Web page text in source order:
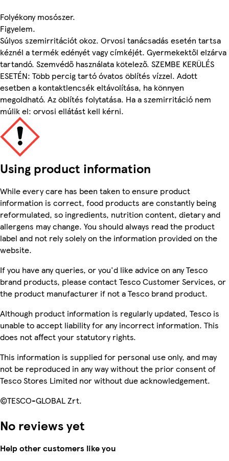
Folyékony mosószer.
Figyelem.
Súlyos szemirritációt okoz. Orvosi tanácsadás esetén tartsa
kéznél a termék edényét vagy címkéjét. Gyermekektől elzárva
tartandó. Szemvédő használata kötelező. SZEMBE KERÜLÉS
ESETÉN: Több percig tartó óvatos öblítés vízzel. Adott
esetben a kontaktlencsék eltávolítása, ha könnyen
megoldható. Az öblítés folytatása. Ha a szemirritáció nem
múlik el: orvosi ellátást kell kérni.
Using product information
While every care has been taken to ensure product
information is correct, food products are constantly being
reformulated, so ingredients, nutrition content, dietary and
allergens may change. You should always read the product
label and not rely solely on the information provided on the
website.
If you have any queries, or you'd like advice on any Tesco
brand products, please contact Tesco Customer Services, or
the product manufacturer if not a Tesco brand product.
Although product information is regularly updated, Tesco is
unable to accept liability for any incorrect information. This
does not affect your statutory rights.
This information is supplied for personal use only, and may
not be reproduced in any way without the prior consent of
Tesco Stores Limited nor without due acknowledgement.
©TESCO-GLOBAL Zrt.
No reviews yet
Help other customers like you